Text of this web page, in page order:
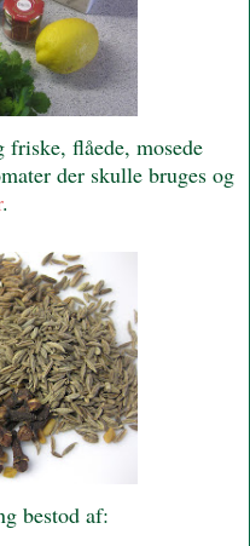
flåede, mosede
der skulle bruges og
.
bestod af: